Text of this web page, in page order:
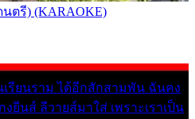
ตรี) (KARAOKE)
รียนราม ได้อีกสักสามพัน ฉันคง
งยีนส์ ลีวายส์มาใส่ เพราะเราเป็น